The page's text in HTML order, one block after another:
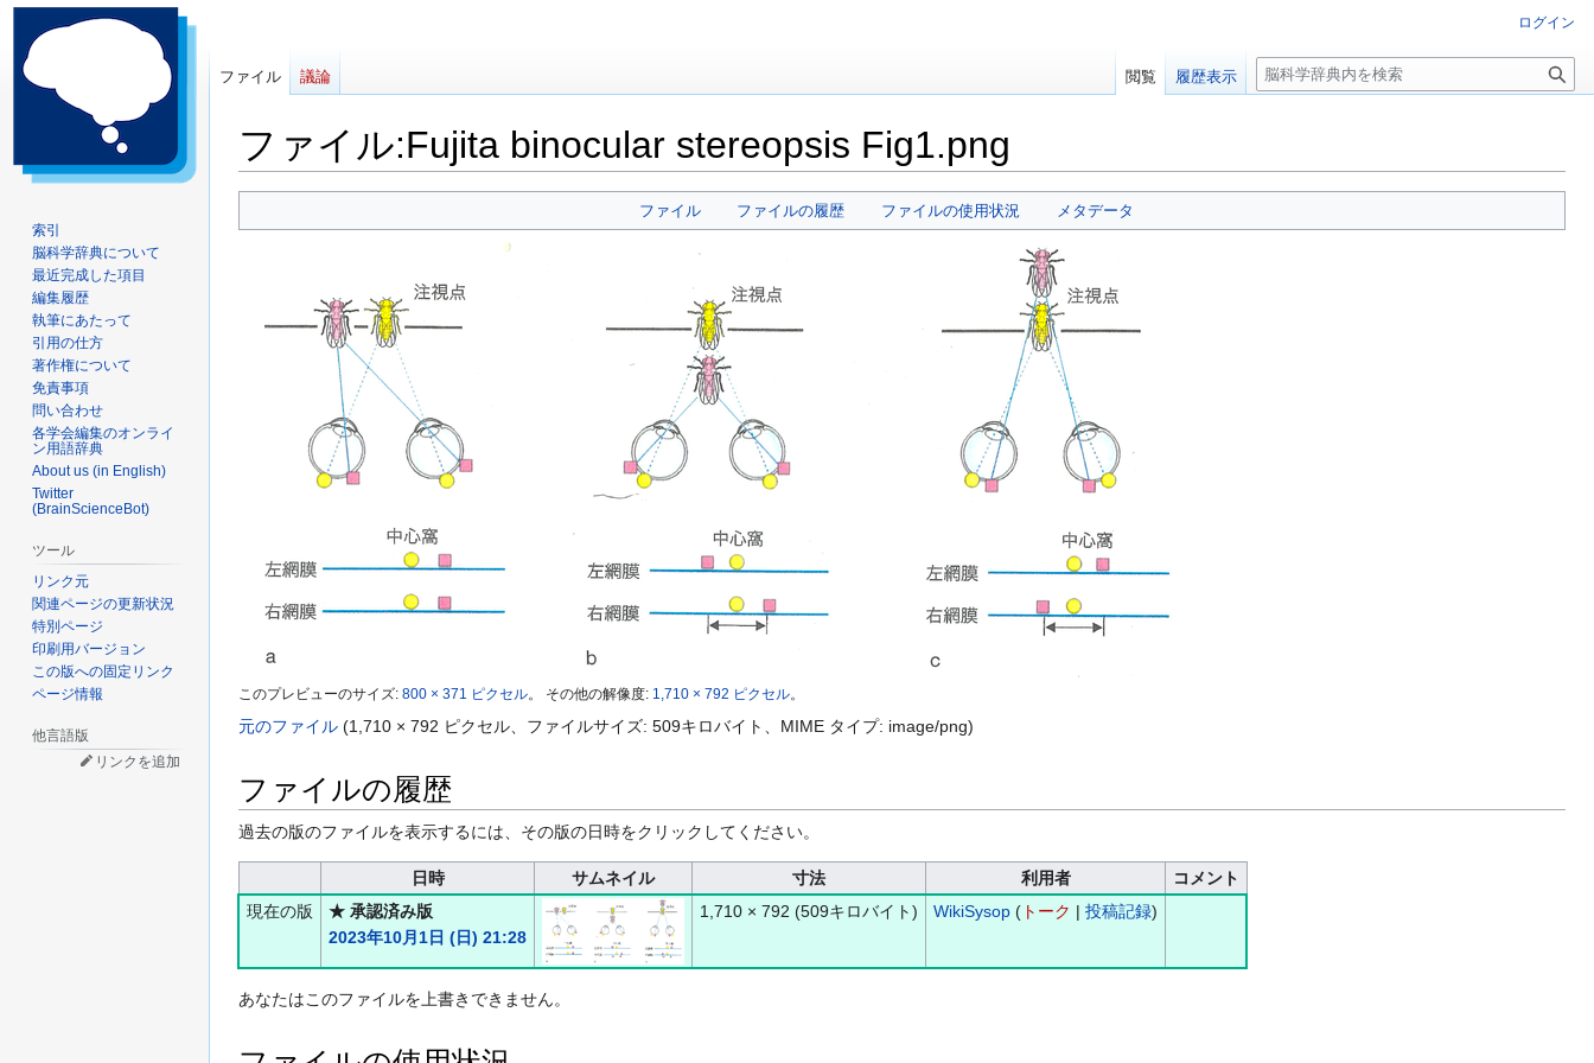
ファイル:Fujita binocular stereopsis Fig1.png
ビ
索
ファイル ファイルの履歴 ファイルの使用状況 メタデータ
このプレビューのサイズ: 800 × 371 ピクセル。 その他の解像度: 1,710 × 792 ピクセル。
元のファイル (1,710 × 792 ピクセル、ファイルサイズ: 509キロバイト、MIME タイプ: image/png)
ファイルの履歴
過去の版のファイルを表示するには、その版の日時をクリックしてください。
日時 サムネイル 寸法 利用者
コメント
現在の版
★ 承認済み版
2023年10月1日 (日) 21:28
1,710 × 792 (509キロバイト) WikiSysop (トーク | 投稿記録)
あなたはこのファイルを上書きできません。
ログイン
ファイル 議論 閲覧 履歴表示
検
索
索引
脳科学辞典について
最近完成した項目
編集履歴
執筆にあたって
引用の仕方
著作権について
免責事項
問い合わせ
各学会編集のオンライ
ン用語辞典
About us (in English)
Twitter
(BrainScienceBot)
ツール
リンク元
関連ページの更新状況
特別ページ
印刷用バージョン
この版への固定リンク
ページ情報
他言語版
リンクを追加